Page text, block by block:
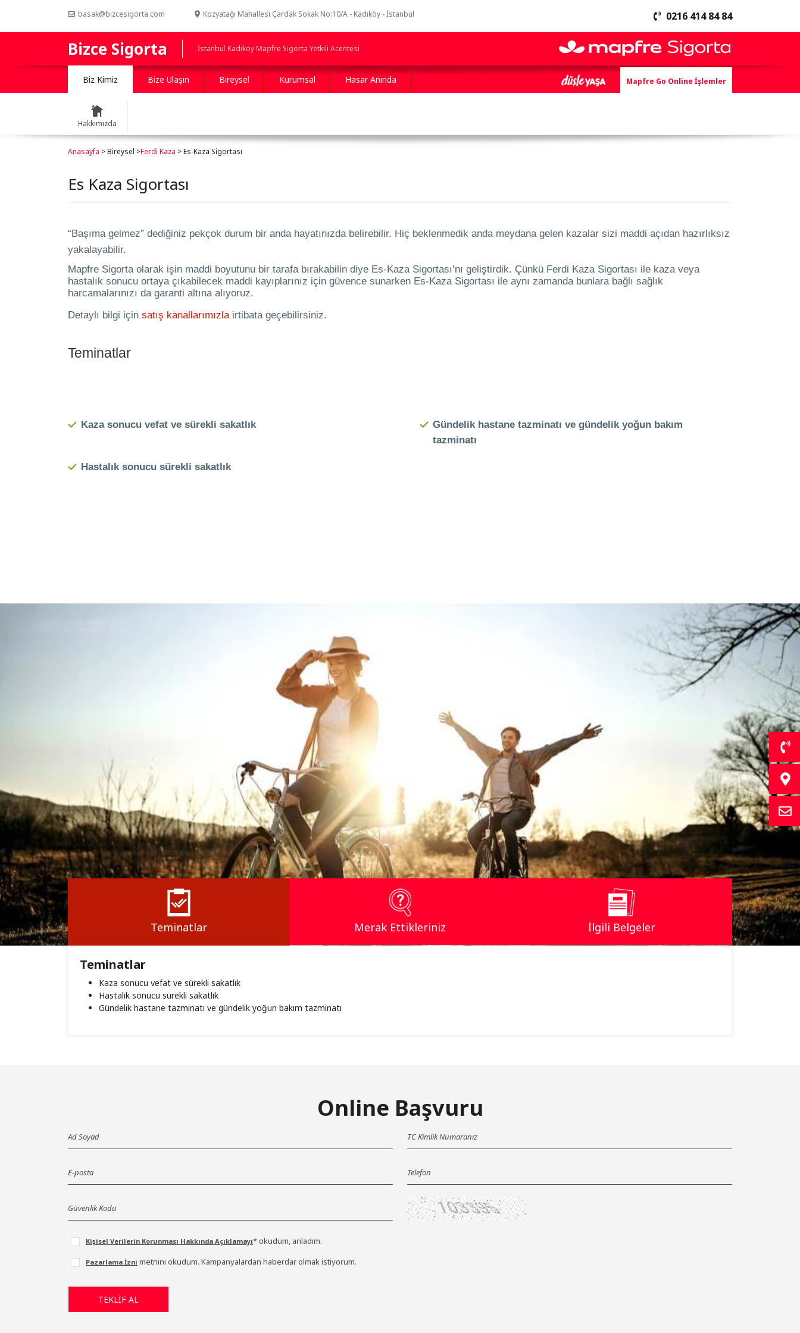
basak@bizcesigorta.com Kozyatağı Mahallesi Çardak Sokak No:10/A - Kadıköy - İstanbul 0216 414 84 84
Bizce Sigorta İstanbul Kadıköy Mapfre Sigorta Yetkili Acentesi
Biz Kimiz Bize Ulaşın Bireysel Kurumsal Hasar Anında Mapfre Go Online İşlemler
Hakkımızda
Anasayfa > Bireysel >Ferdi Kaza > Es-Kaza Sigortası
Es Kaza Sigortası
“Başıma gelmez” dediğiniz pekçok durum bir anda hayatınızda belirebilir. Hiç beklenmedik anda meydana gelen kazalar sizi maddi açıdan hazırlıksız
yakalayabilir.
Mapfre Sigorta olarak işin maddi boyutunu bir tarafa bırakabilin diye Es-Kaza Sigortası’nı geliştirdik. Çünkü Ferdi Kaza Sigortası ile kaza veya
hastalık sonucu ortaya çıkabilecek maddi kayıplarınız için güvence sunarken Es-Kaza Sigortası ile aynı zamanda bunlara bağlı sağlık
harcamalarınızı da garanti altına alıyoruz.
Detaylı bilgi için satış kanallarımızlairtibata geçebilirsiniz.
Teminatlar
Kaza sonucu vefat ve sürekli sakatlık
Hastalık sonucu sürekli sakatlık
Gündelik hastane tazminatı ve gündelik yoğun bakım
tazminatı
Teminatlar Merak Ettikleriniz İlgili Belgeler
Teminatlar
Kaza sonucu vefat ve sürekli sakatlık
Hastalık sonucu sürekli sakatlık
Gündelik hastane tazminatı ve gündelik yoğun bakım tazminatı
Online Başvuru
Kişisel Verilerin Korunması Hakkında Açıklamayı* okudum, anladım.
Pazarlama İzni metnini okudum. Kampanyalardan haberdar olmak istiyorum.